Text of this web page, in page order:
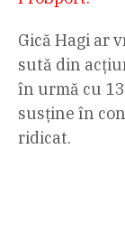
Gică Hagi ar
sută din
în urmă cu
susține în
ridicat.